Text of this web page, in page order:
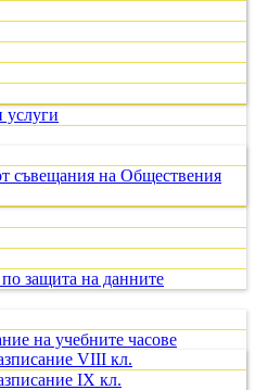
съвещания на Обществения
защита на данните
на учебните часове
VIII кл.
IX кл.